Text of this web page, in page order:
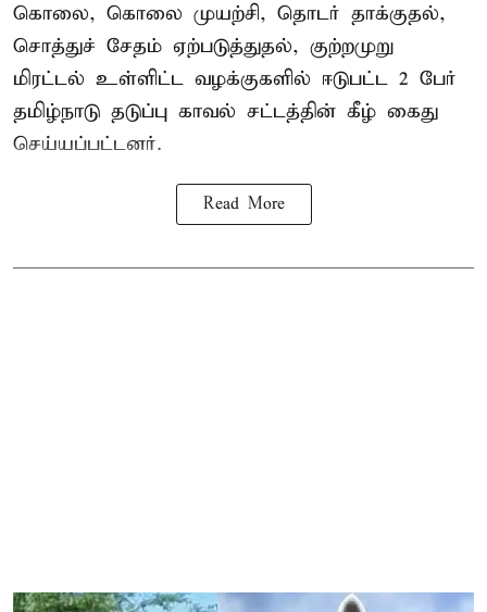
கொலை, கொலை முயற்சி, தொடர் தாக்குதல்,
சொத்துச் சேதம் ஏற்படுத்துதல், குற்றமுறு
மிரட்டல் உள்ளிட்ட வழக்குகளில் ஈடுபட்ட 2 பேர்
தமிழ்நாடு தடுப்பு காவல் சட்டத்தின் கீழ் கைது
செய்யப்பட்டனர்.
Read More